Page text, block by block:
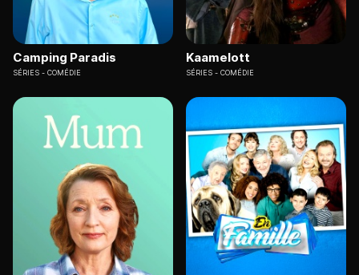
Camping Paradis
SÉRIES COMÉDIE
Kaamelott
SÉRIES COMÉDIE